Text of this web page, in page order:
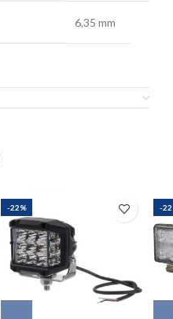
6,35 mm
-22% -